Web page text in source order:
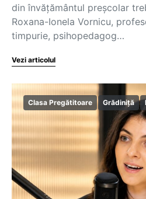
din învățământul preșcolar
Roxana-Ionela Vornicu,
timpurie, psihopedagog…
Vezi articolul
Clasa Pregătitoare Grădiniță